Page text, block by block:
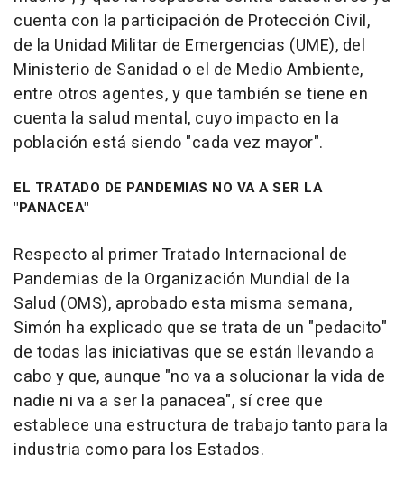
cuenta con la participación de Protección Civil,
de la Unidad Militar de Emergencias (UME), del
Ministerio de Sanidad o el de Medio Ambiente,
entre otros agentes, y que también se tiene en
cuenta la salud mental, cuyo impacto en la
población está siendo "cada vez mayor".
EL TRATADO DE PANDEMIAS NO VA A SER LA
"PANACEA"
Respecto al primer Tratado Internacional de
Pandemias de la Organización Mundial de la
Salud (OMS), aprobado esta misma semana,
Simón ha explicado que se trata de un "pedacito"
de todas las iniciativas que se están llevando a
cabo y que, aunque "no va a solucionar la vida de
nadie ni va a ser la panacea", sí cree que
establece una estructura de trabajo tanto para la
industria como para los Estados.